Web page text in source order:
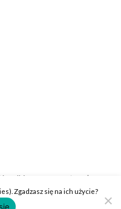
prawa zastrzeżone.
Zgadzasz się na ich użycie?